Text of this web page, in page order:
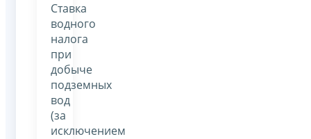
Ставка
водного
налога
при
добыче
подземных
вод
(за
исключением